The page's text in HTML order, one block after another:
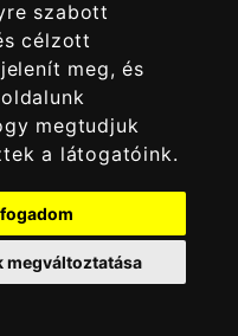
szabott
célzott
meg, és
megtudjuk
a látogatóink.
megváltoztatása